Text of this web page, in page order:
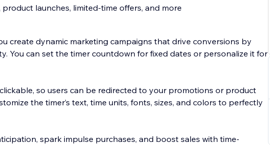
product launches, limited-time offers, and more
create dynamic marketing campaigns that drive conversions by
You can set the timer countdown for fixed dates or personalize it for
so users can be redirected to your promotions or product
the timer’s text, time units, fonts, sizes, and colors to perfectly
spark impulse purchases, and boost sales with time-